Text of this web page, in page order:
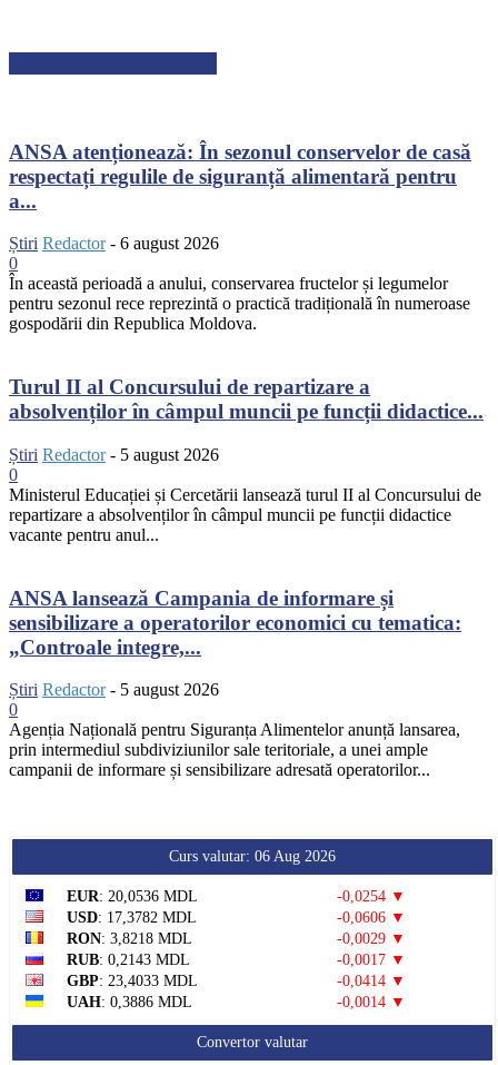
ANSA atenționează: În sezonul conservelor de casă
respectați regulile de siguranță alimentară pentru
a...
Știri Redactor - 6 august 2026
0
În această perioadă a anului, conservarea fructelor și legumelor
pentru sezonul rece reprezintă o practică tradițională în numeroase
gospodării din Republica Moldova.
Turul II al Concursului de repartizare a
absolvenților în câmpul muncii pe funcții didactice...
Știri Redactor - 5 august 2026
0
Ministerul Educației și Cercetării lansează turul II al Concursului de
repartizare a absolvenților în câmpul muncii pe funcții didactice
vacante pentru anul...
ANSA lansează Campania de informare și
sensibilizare a operatorilor economici cu tematica:
„Controale integre,...
Știri Redactor - 5 august 2026
0
Agenția Națională pentru Siguranța Alimentelor anunță lansarea,
prin intermediul subdiviziunilor sale teritoriale, a unei ample
campanii de informare și sensibilizare adresată operatorilor...
Curs valutar: 06 Aug 2026
EUR: 20,0536 MDL
-0,0254 ▼
USD: 17,3782 MDL
-0,0606 ▼
RON: 3,8218 MDL
-0,0029 ▼
RUB: 0,2143 MDL
-0,0017 ▼
GBP: 23,4033 MDL
-0,0414 ▼
UAH: 0,3886 MDL -0,0014 ▼
Convertor valutar